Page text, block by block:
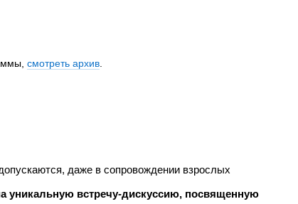
смотреть архив
даже в сопровождении взрослых
уникальную встречу-дискуссию, посвященную